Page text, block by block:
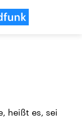
heißt es, sei